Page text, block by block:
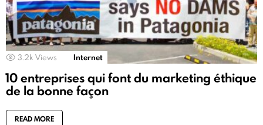
3.2k Views Internet
10 entreprises qui font du marketing éthique
de la bonne façon
READ MORE